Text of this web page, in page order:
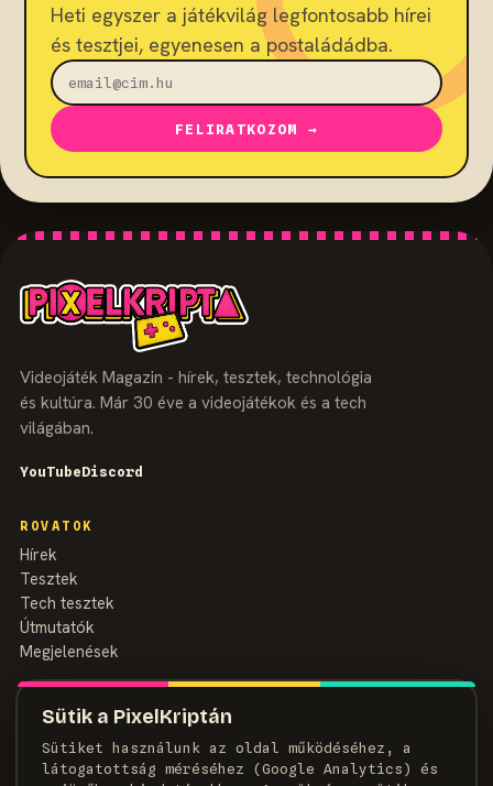
Sütik a PixelKriptán
Sütiket használunk az oldal működéséhez, a
látogatottság méréséhez (Google Analytics) és
Heti egyszer a játékvilág legfontosabb hírei
és tesztjei, egyenesen a postaládádba.
FELIRATKOZOM →
Videojáték Magazin - hírek, tesztek, technológia
és kultúra. Már 30 éve a videojátékok és a tech
világában.
YouTubeDiscord
ROVATOK
Hírek
Tesztek
Tech tesztek
Útmutatók
Megjelenések
MAGAZIN
Szerzők